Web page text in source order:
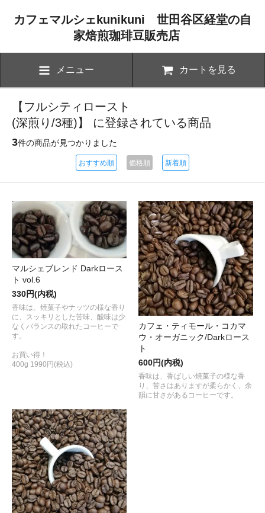
カフェマルシェkunikuni 世田谷区経堂の自
家焙煎珈琲豆販売店
メニュー カートを見る
【フルシティロースト
(深煎り/3種)】 に登録されている商品
3件の商品が見つかりました
おすすめ順 価格順 新着順
マルシェブレンド Darkロース
ト vol.6
330円(内税)
香味は、焼菓子やナッツの様な香り
に、スッキリとした苦味、酸味は少
なくバランスの取れたコーヒーで
す。
お買い得！
400g 1990円(税込)
カフェ・ティモール・コカマ
ウ・オーガニック/Darkロース
ト
600円(内税)
香味は、香ばしい焼菓子の様な香
り、苦さはありますが柔らかく、余
韻に甘さがあるコーヒーです。